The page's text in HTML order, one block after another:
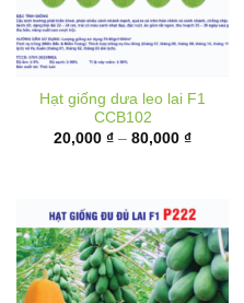
Hạt giống dưa leo lai F1
CCB102
20,000 ₫ – 80,000 ₫Khoảng
80,000 ₫